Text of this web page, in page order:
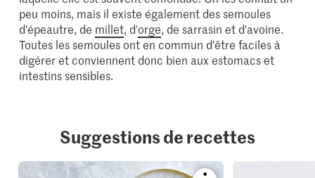
peu moins, mais il existe également des semoules
d'épeautre, de millet, d'orge, de sarrasin et d'avoine.
Toutes les semoules ont en commun d'être faciles à
digérer et conviennent donc bien aux estomacs et
intestins sensibles.
Suggestions de recettes